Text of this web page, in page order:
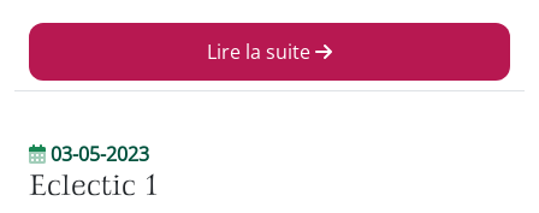
Lire la suite
03-05-2023
Eclectic 1